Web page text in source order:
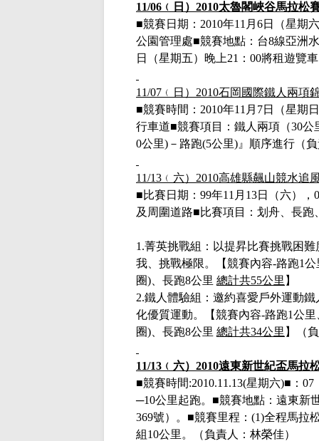
11/06 ﹙日） 2010太魯閣峽谷馬拉松
■競賽日期： 2010年11 月 6日（星期
公園管理處■競賽地點：台8線亞洲
日
（星期五）晚上21 ： 00將租遊覽
11/07 ﹙日） 2010石岡國際鐵人兩項
■競賽時間： 2010年11 月 7日（星期
行車道■競賽項目：鐵人兩項（30公
0公里) －路跑(5公里) 』順序進行 （
11/13 ﹙六） 2010高雄縣飆山競水追
■比賽日期： 99年11 月 13日（六），
及周圍道路■比賽項目：划舟、長跑
1.菁英挑戰組：以提昇比賽挑戰困
我、挑戰極限。【競賽內容-路跑1公
圈) 、長跑8公里 總計共55公里 】
2.鐵人體驗組：邀約喜愛戶外運動
化優質運動。【競賽內容-路跑1公里
圈) 、長跑8公里 總計共34公里 】 （
11/13 ﹙六） 2010遠東新世紀盃馬拉
■競賽時間:2010.11.13(星期六)■ ： 07
─10公里起跑。 ■競賽地點：遠東新
369號）。 ■競賽里程： (1)全程馬拉
組10公里。 （負責人：林榮佳）